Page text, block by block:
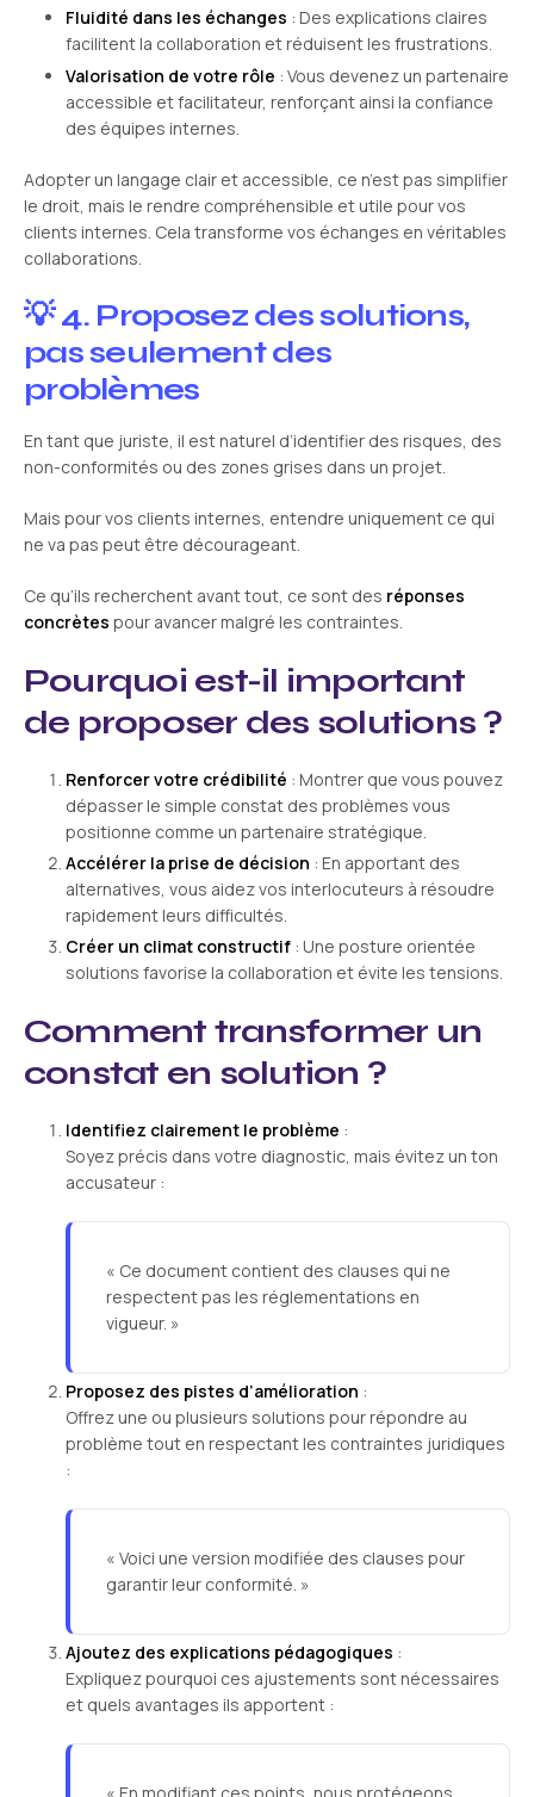
Fluidité dans les échanges : Des explications claires
facilitent la collaboration et réduisent les frustrations.
Valorisation de votre rôle : Vous devenez un partenaire
accessible et facilitateur, renforçant ainsi la confiance
des équipes internes.
Adopter un langage clair et accessible, ce n’est pas simplifier
le droit, mais le rendre compréhensible et utile pour vos
clients internes. Cela transforme vos échanges en véritables
collaborations.
💡 4. Proposez des solutions,
pas seulement des
problèmes
En tant que juriste, il est naturel d’identifier des risques, des
non-conformités ou des zones grises dans un projet.
Mais pour vos clients internes, entendre uniquement ce qui
ne va pas peut être décourageant.
Ce qu’ils recherchent avant tout, ce sont des réponses
concrètes pour avancer malgré les contraintes.
Pourquoi est-il important
de proposer des solutions ?
Renforcer votre crédibilité : Montrer que vous pouvez
dépasser le simple constat des problèmes vous
positionne comme un partenaire stratégique.
Accélérer la prise de décision : En apportant des
alternatives, vous aidez vos interlocuteurs à résoudre
rapidement leurs difficultés.
Créer un climat constructif : Une posture orientée
solutions favorise la collaboration et évite les tensions.
Comment transformer un
constat en solution ?
Identifiez clairement le problème :
Soyez précis dans votre diagnostic, mais évitez un ton
accusateur :
« Ce document contient des clauses qui ne
respectent pas les réglementations en
vigueur. »
Proposez des pistes d’amélioration :
Offrez une ou plusieurs solutions pour répondre au
problème tout en respectant les contraintes juridiques
:
« Voici une version modifiée des clauses pour
garantir leur conformité. »
Ajoutez des explications pédagogiques :
Expliquez pourquoi ces ajustements sont nécessaires
et quels avantages ils apportent :